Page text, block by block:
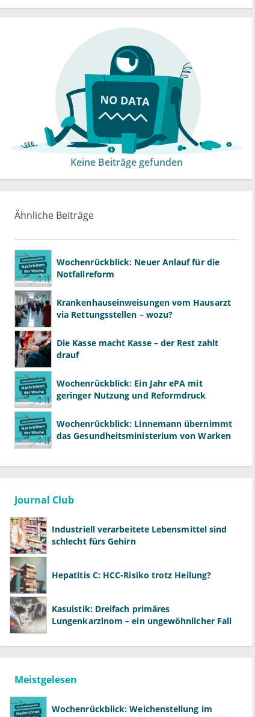
Keine Beiträge gefunden
Ähnliche Beiträge
Wochenrückblick: Neuer Anlauf für die
Notfallreform
Krankenhauseinweisungen vom Hausarzt
via Rettungsstellen – wozu?
Die Kasse macht Kasse – der Rest zahlt
drauf
Wochenrückblick: Ein Jahr ePA mit
geringer Nutzung und Reformdruck
Wochenrückblick: Linnemann übernimmt
das Gesundheitsministerium von Warken
Journal Club
Industriell verarbeitete Lebensmittel sind
schlecht fürs Gehirn
Hepatitis C: HCC-Risiko trotz Heilung?
Kasuistik: Dreifach primäres
Lungenkarzinom – ein ungewöhnlicher Fall
Meistgelesen
Wochenrückblick: Weichenstellung im